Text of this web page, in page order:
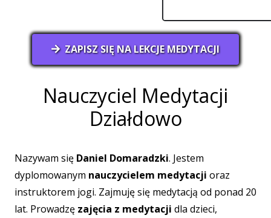
ZAPISZ SIĘ NA LEKCJE MEDYTACJI
Nauczyciel Medytacji
Działdowo
Nazywam się Daniel Domaradzki. Jestem
dyplomowanym nauczycielem medytacji oraz
instruktorem jogi. Zajmuję się medytacją od ponad 20
lat. Prowadzę zajęcia z medytacji dla dzieci,